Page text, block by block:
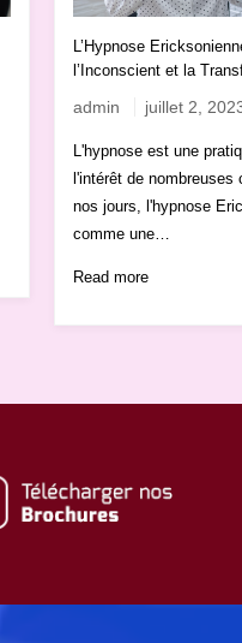
L’Hypnose
l’Inconscient et la
admin juillet 2,
L'hypnose est une
l'intérêt de
nos jours, l'hypnose
comme une…
Read more